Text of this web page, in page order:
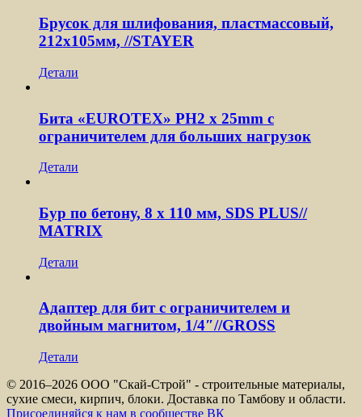
Брусок для шлифования, пластмассовый,
212х105мм, //STAYER
Детали
Бита «EUROTEX» PH2 х 25mm с
ограничителем для больших нагрузок
Детали
Бур по бетону, 8 x 110 мм, SDS PLUS//
MATRIX
Детали
Адаптер для бит с ограничителем и
двойным магнитом, 1/4″//GROSS
Детали
© 2016–2026 ООО "Скай-Строй" - строительные материалы,
сухие смеси, кирпич, блоки. Доставка по Тамбову и области.
Присоединяйся к нам в сообществе ВК